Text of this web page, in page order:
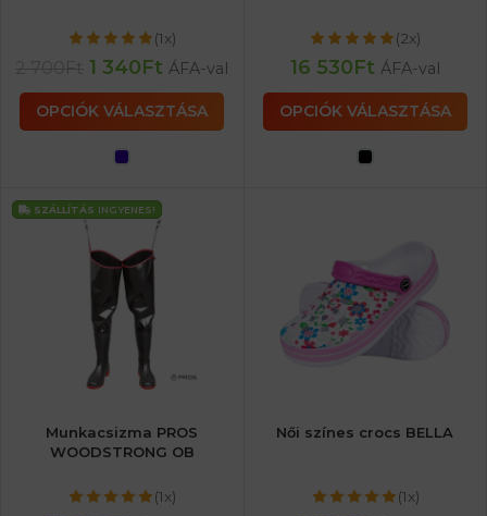
(1x)
1 340Ft ÁFA-val
OPCIÓK VÁLASZTÁSA
(2x)
16 530Ft ÁFA-val
OPCIÓK VÁLASZTÁSA
SZÁLLÍTÁS INGYENES!
Munkacsizma PROS
WOODSTRONG OB
(1x)
Női színes crocs BELLA
(1x)